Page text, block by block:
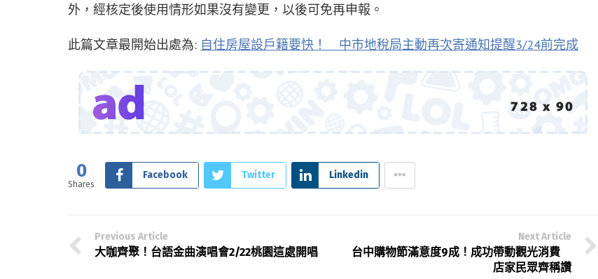
外，經核定後使用情形如果沒有變更，以後可免再申報。
此篇文章最開始出處為: 自住房屋設戶籍要快！ 中市地稅局主動再次寄通知提醒3/24前完成
0
Shares
Facebook Twitter Linkedin
Previous Article
大咖齊聚！台語金曲演唱會2/22桃園這處開唱
Next Article
台中購物節滿意度9成！成功帶動觀光消費
店家民眾齊稱讚